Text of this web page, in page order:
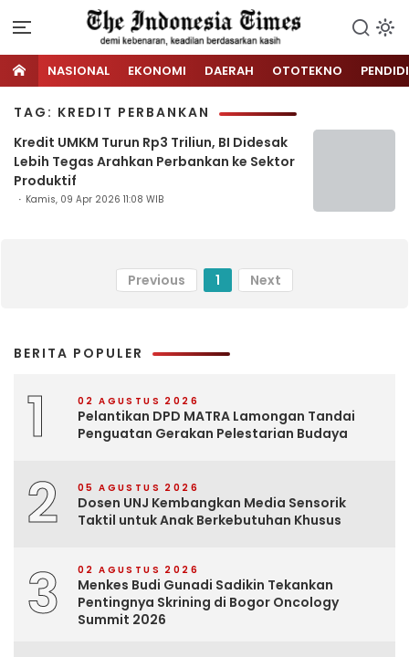
NASIONAL EKONOMI DAERAH OTOTEKNO
TAG: KREDIT PERBANKAN
Kredit UMKM Turun Rp3 Triliun, BI Didesak
Lebih Tegas Arahkan Perbankan ke Sektor
Produktif
Kamis, 09 Apr 2026 11:08 WIB
Previous 1 Next
BERITA POPULER
1 02 AGUSTUS 2026
Pelantikan DPD MATRA Lamongan Tandai
Penguatan Gerakan Pelestarian Budaya
2 05 AGUSTUS 2026
Dosen UNJ Kembangkan Media Sensorik
Taktil untuk Anak Berkebutuhan Khusus
3 02 AGUSTUS 2026
Menkes Budi Gunadi Sadikin Tekankan
Pentingnya Skrining di Bogor Oncology
Summit 2026